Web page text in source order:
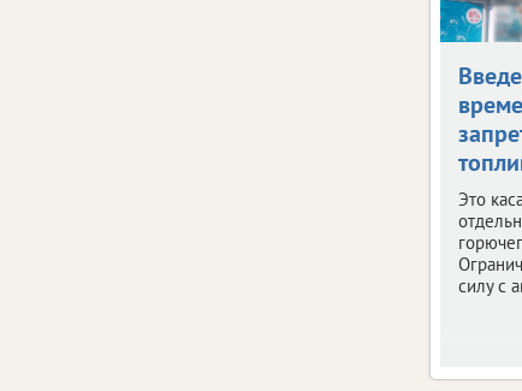
Это
силу с